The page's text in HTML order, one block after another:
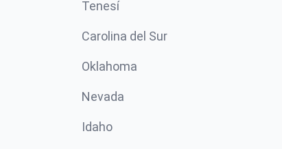
Tenesí
Carolina del Sur
Oklahoma
Nevada
Idaho